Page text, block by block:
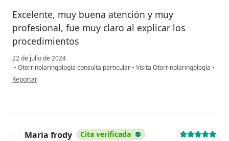
Excelente, muy buena atención y muy
profesional, fue muy claro al explicar los
procedimientos
22 de julio de 2024
• Otorrinolaringología consulta particular • Visita Otorrinolaringología •
en opinión del usuario Lm
Reportar
Maria frody Cita verificada